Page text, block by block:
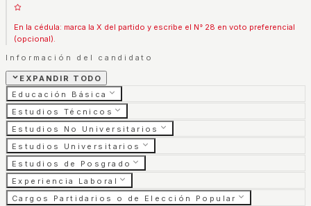
En la cédula: marca la X del partido y escribe el N° 28 en voto preferencial
(opcional).
Información del candidato
EXPANDIR TODO
Educación Básica
Estudios Técnicos
Estudios No Universitarios
Estudios Universitarios
Estudios de Posgrado
Experiencia Laboral
Cargos Partidarios o de Elección Popular